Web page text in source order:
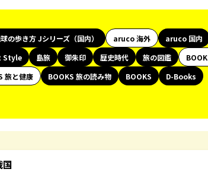
の歩き方 Jシリーズ（国内） aruco 海外 aruco 国内
Style 島旅 御朱印 歴史時代 旅の図鑑
旅と健康 BOOKS 旅の読み物 BOOKS
D-Books